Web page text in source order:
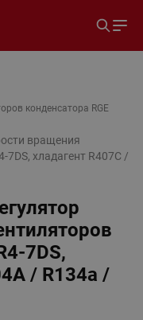
конденсатора RGE
вращения
7DS, хладагент R407C /
7DS,
/ R134a /